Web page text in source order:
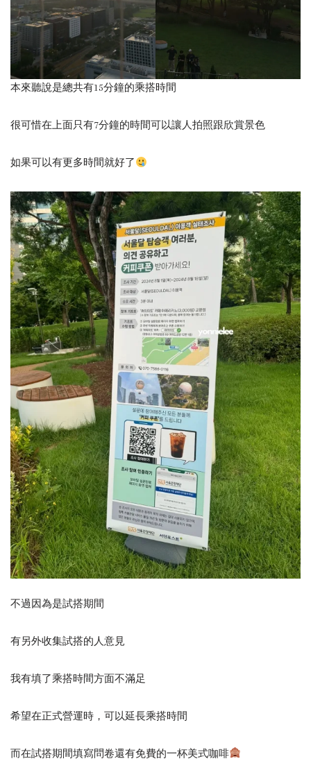
本來聽說是總共有15分鐘的乘搭時間
很可惜在上面只有7分鐘的時間可以讓人拍照跟欣賞景色
如果可以有更多時間就好了
不過因為是試搭期間
有另外收集試搭的人意見
我有填了乘搭時間方面不滿足
希望在正式營運時，可以延長乘搭時間
而在試搭期間填寫問卷還有免費的一杯美式咖啡